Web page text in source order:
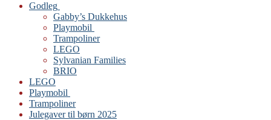
Godleg
Gabby’s Dukkehus
Playmobil
Trampoliner
LEGO
Sylvanian Families
BRIO
LEGO
Playmobil
Trampoliner
Julegaver til børn 2025